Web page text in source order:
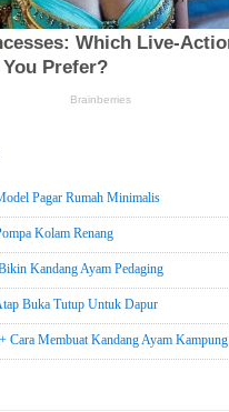
Pagar Rumah Minimalis
Kolam Renang
Kandang Ayam Pedaging
Buka Tutup Untuk Dapur
Cara Membuat Kandang Ayam Kampung